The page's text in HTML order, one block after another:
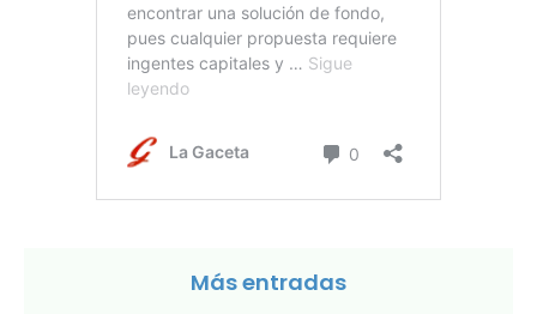
Más entradas